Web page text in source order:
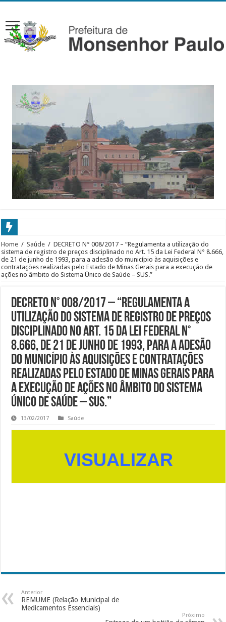
Home / Saúde / DECRETO N° 008/2017 – “Regulamenta a utilização do
sistema de registro de preços disciplinado no Art. 15 da Lei Federal N° 8.666,
de 21 de junho de 1993, para a adesão do município às aquisições e
contratações realizadas pelo Estado de Minas Gerais para a execução de
ações no âmbito do Sistema Único de Saúde – SUS.”
DECRETO N° 008/2017 – “Regulamenta a
utilização do sistema de registro de preços
disciplinado no Art. 15 da Lei Federal N°
8.666, de 21 de junho de 1993, para a adesão
do município às aquisições e contratações
realizadas pelo Estado de Minas Gerais para
a execução de ações no âmbito do Sistema
Único de Saúde – SUS.”
13/02/2017 Saúde
VISUALIZAR
Anterior
REMUME (Relação Municipal de
Medicamentos Essenciais)
Próximo